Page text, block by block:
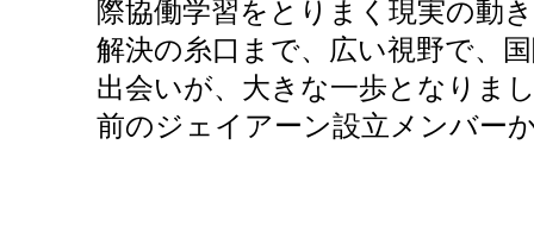
際協働学習をとりまく現実の動
解決の糸口まで、広い視野で、
出会いが、大きな一歩となりま
前のジェイアーン設立メンバー